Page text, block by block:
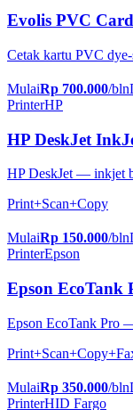
Evolis PVC
Cetak kartu PVC
MulaiRp 700.000/bln
PrinterHP
HP DeskJet
HP DeskJet — inkjet
Print+Scan+Copy
MulaiRp 150.000/bln
PrinterEpson
Epson EcoTank
Epson EcoTank Pro
MulaiRp 350.000/bln
PrinterHID Fargo